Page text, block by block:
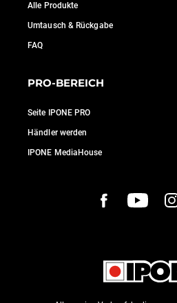
Alle Produkte
Umtausch & Rückgabe
FAQ
PRO-BEREICH
Seite IPONE PRO
Händler werden
IPONE MediaHouse